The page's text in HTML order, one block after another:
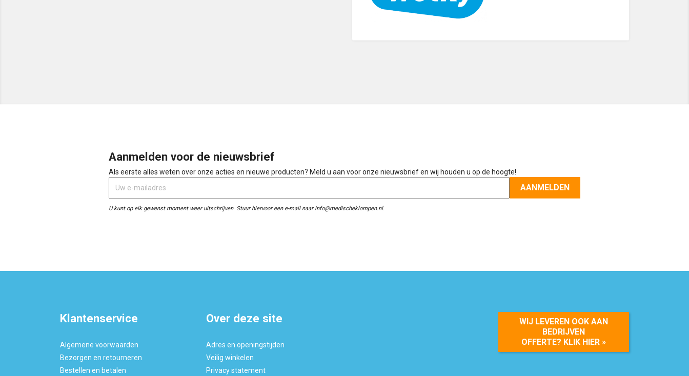
Aanmelden voor de nieuwsbrief
Als eerste alles weten over onze acties en nieuwe producten? Meld u aan voor onze nieuwsbrief en wij houden u op de hoogte!
U kunt op elk gewenst moment weer uitschrijven. Stuur hiervoor een e-mail naar info@medischeklompen.nl.
Klantenservice
Algemene voorwaarden
Bezorgen en retourneren
Bestellen en betalen
Over deze site
Adres en openingstijden
Veilig winkelen
Privacy statement
WIJ LEVEREN OOK AAN
BEDRIJVEN
OFFERTE? KLIK HIER »